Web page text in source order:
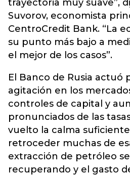
trayectoria muy suave”,
Suvorov, economista
CentroCredit Bank. “La
su punto más bajo a
el mejor de los casos”.
El Banco de Rusia actuó
agitación en los
controles de capital y
pronunciados de las
vuelto la calma
retroceder muchas de
extracción de petróleo
recuperando y el gasto